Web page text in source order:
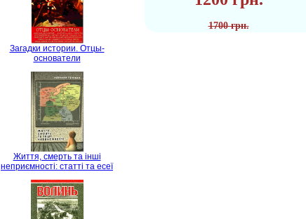
Загадки истории. Отцы-
основатели
Життя, смерть та інші
неприємності: статті та есеї
1700 грн.